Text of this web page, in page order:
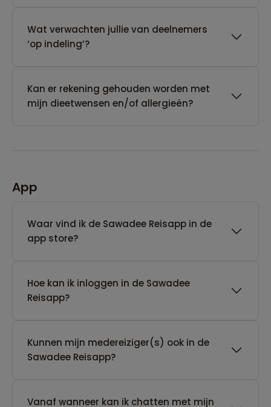
Wat verwachten jullie van deelnemers
‘op indeling’?
Kan er rekening gehouden worden met
mijn dieetwensen en/of allergieën?
App
Waar vind ik de Sawadee Reisapp in de
app store?
Hoe kan ik inloggen in de Sawadee
Reisapp?
Kunnen mijn medereiziger(s) ook in de
Sawadee Reisapp?
Vanaf wanneer kan ik chatten met mijn